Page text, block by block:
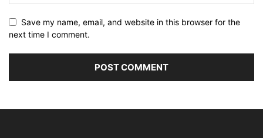
Save my name, email, and website in this browser for the
next time I comment.